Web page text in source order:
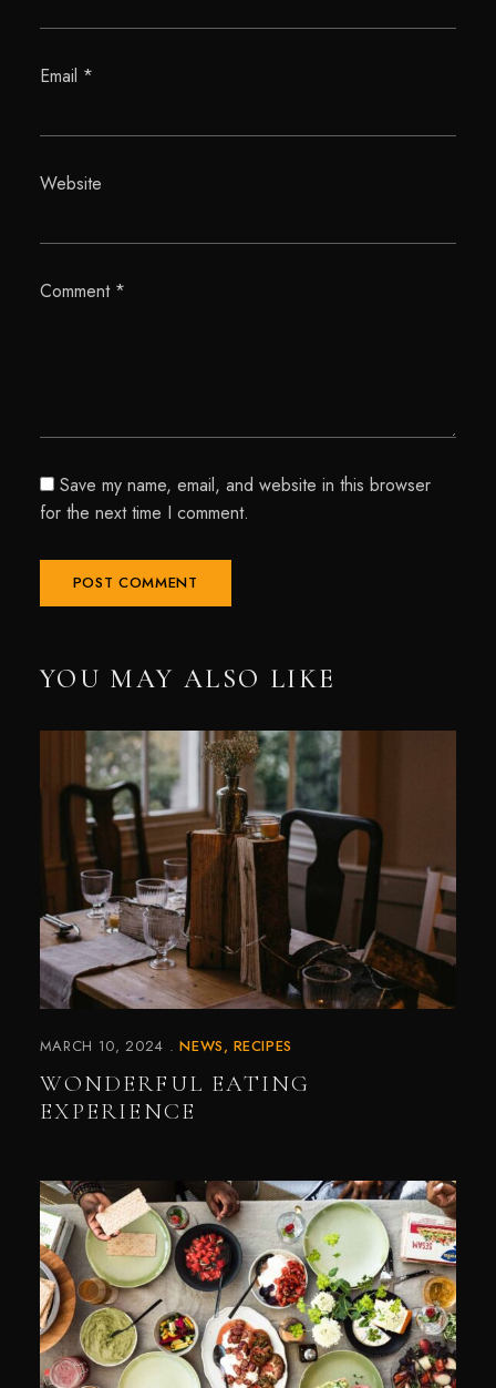
Email *
Website
Comment *
Save my name, email, and website in this browser
for the next time I comment.
YOU MAY ALSO LIKE
MARCH 10, 2024 NEWS RECIPES
WONDERFUL EATING
EXPERIENCE